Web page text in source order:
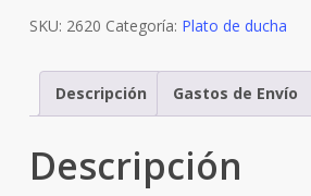
CON
REPOSABRAZOS
SKU: 2620 Categoría: Plato de ducha
Descripción Gastos de Envío
Descripción